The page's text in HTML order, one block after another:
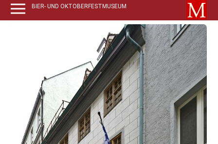
BIER- UND OKTOBERFESTMUSEUM